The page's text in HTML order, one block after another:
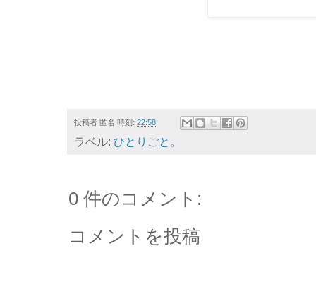
投稿者 匿名 時刻: 22:58
ラベル: ひとりごと。
0 件のコメント:
コメントを投稿